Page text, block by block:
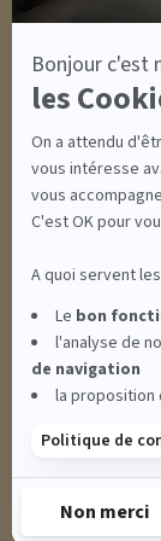
Bonjour c'est
les
On a attendu
vous intéresse
vous
C'est OK pour
A quoi servent
Le bon
l'analyse de
de navigation
la proposition
Politique de
Non merci
THALASSO SPA
VACANCES****
CLIQUEZ-ICI POUR